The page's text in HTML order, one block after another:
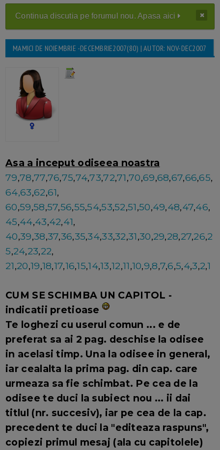
Continua discutia pe forumul nou. Apasa aici
MAMICI DE NOIEMBRIE -DECEMBRIE2007(80) | AUTOR: NOV-DEC2007
Asa a inceput odiseea noastra
79,78,77,76,75,74,73,72,71,70,69,68,67,66,65,
64,63,62,61,
60,59,58,57,56,55,54,53,52,51,50,49,48,47,46,
45,44,43,42,41,
40,39,38,37,36,35,34,33,32,31,30,29,28,27,26,2
5,24,23,22,
21,20,19,18,17,16,15,14,13,12,11,10,9,8,7,6,5,4,3,2,1
CUM SE SCHIMBA UN CAPITOL -
indicatii pretioase
Te loghezi cu userul comun ... e de
preferat sa ai 2 pag. deschise la odisee
in acelasi timp. Una la odisee in general,
iar cealalta la prima pag. din cap. care
urmeaza sa fie schimbat. Pe cea de la
odisee te duci la subiect nou ... ii dai
titlul (nr. succesiv), iar pe cea de la cap.
precedent te duci la "editeaza raspuns",
copiezi primul mesaj (ala cu capitolele)